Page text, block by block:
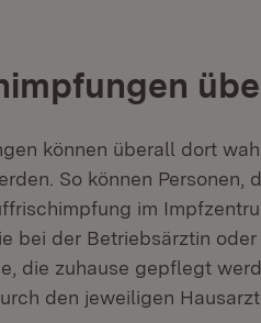
können überall dort
So können Personen,
im
bei der Betriebsärztin
die zuhause gepflegt
den jeweiligen